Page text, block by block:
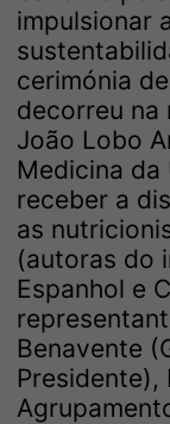
impulsionar
cerimónia
decorreu na
João Lobo
Medicina da
receber a
as
(autoras do
Espanhol e
Benavente
Presidente),